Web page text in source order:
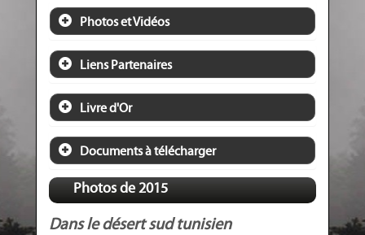
Photos et Vidéos
Liens Partenaires
Livre d'Or
Documents à télécharger
Photos de 2015
Dans le désert sud tunisien